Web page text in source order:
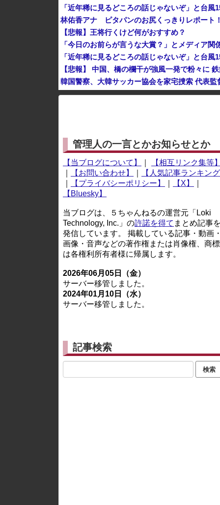
「近年稀に見るどころの話じゃないぞ」と台
林佑香アナ ピタパンのお尻くっきりレポート
【悲報】王将行くけど何がおすすめ？
「今日のお前らが言うな大賞？」とメディア
「近年稀に見るどころの話じゃないぞ」と台
【悲報】 中国、橋の欄干が強風一発で粉々に
韓国警察、大韓サッカー協会を家宅捜索 代表監
「中国人ってこんなに嫌われているの？」日本
※アドブロック等の広告非表示プラグインやアドオン
管理人の一言とかお知らせとか
【当ブログについて】
【相互リンク集等】
【お問い合わせ】
【人気記事ランキング
【プライバシーポリシー】 【X】
【Bluesky】
当ブログは、５ちゃんねるの運営元「Loki
Technology, Inc.」の許諾を得て まとめ記事を
発信しています。 掲載している記事・動画・
画像・音声などの著作権または肖像権、商
は各権利所有者様に帰属します。
2026年06月05日（金）
サーバー移管しました。
2024年01月10日（水）
サーバー移管しました。
記事検索